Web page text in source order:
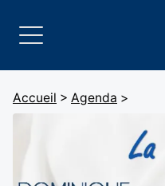
Accueil > Agenda >